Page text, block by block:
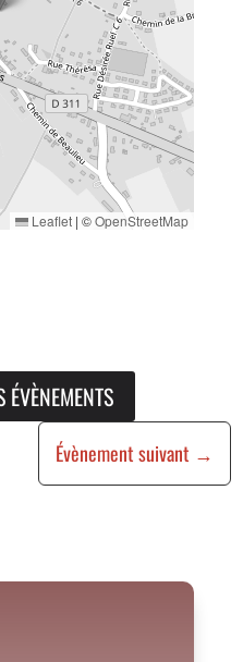
Leaflet | ©OpenStreetMap
Évènement suivant →